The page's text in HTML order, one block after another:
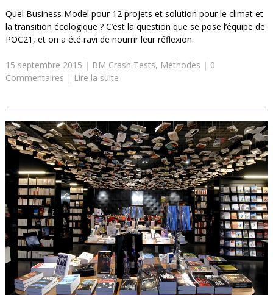
Quel Business Model pour 12 projets et solution pour le climat et
la transition écologique ? C’est la question que se pose l’équipe de
POC21, et on a été ravi de nourrir leur réflexion.
15 septembre 2015 | BM Crash Tests, Méthodes | 0
Commentaires | Lire la suite